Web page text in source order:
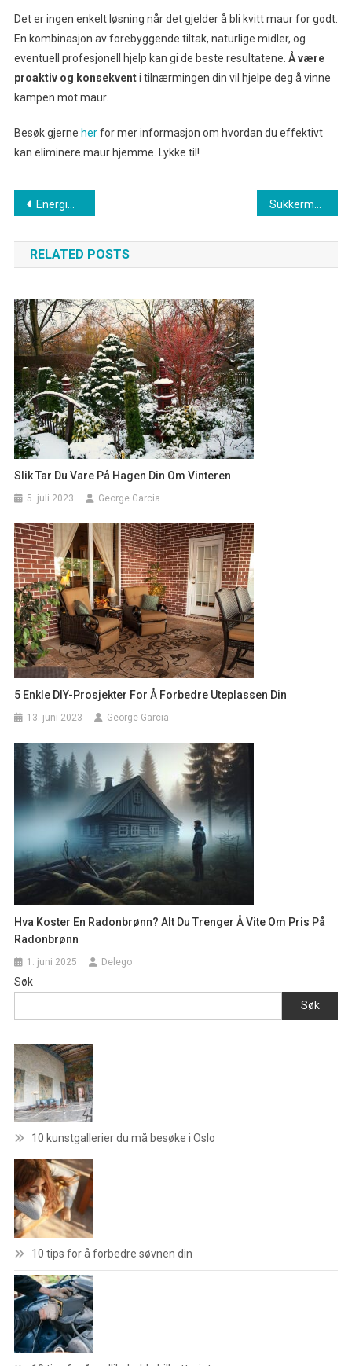
Det er ingen enkelt løsning når det gjelder å bli kvitt maur for godt.
En kombinasjon av forebyggende tiltak, naturlige midler, og
eventuell profesjonell hjelp kan gi de beste resultatene. Å være
proaktiv og konsekventi tilnærmingen din vil hjelpe deg å vinne
kampen mot maur.
Besøk gjerne herfor mer informasjon om hvordan du effektivt
kan eliminere maur hjemme. Lykke til!
Innleggsnavigasjon
Energimerking avslørt hvordan det påvirker strømregningen din
RELATED POSTS
Slik Tar Du Vare På Hagen Din Om Vinteren
5. juli 2023 George Garcia
5 Enkle DIY-Prosjekter For Å Forbedre Uteplassen Din
13. juni 2023 George Garcia
Hva Koster En Radonbrønn? Alt Du Trenger Å Vite Om Pris På
Radonbrønn
1. juni 2025 Delego
Søk
Søk
10 kunstgallerier du må besøke i Oslo
10 tips for å forbedre søvnen din